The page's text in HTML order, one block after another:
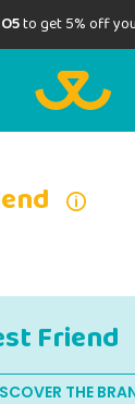
to get 5% off
Friend
THE